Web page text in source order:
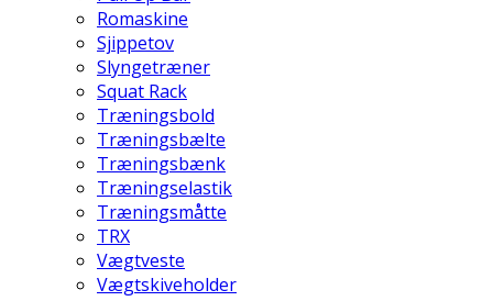
Romaskine
Sjippetov
Slyngetræner
Squat Rack
Træningsbold
Træningsbælte
Træningsbænk
Træningselastik
Træningsmåtte
TRX
Vægtveste
Vægtskiveholder